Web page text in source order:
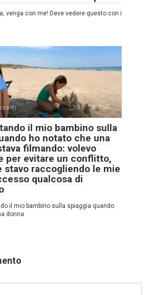
venga con me! Deve vedere questo con i
0 755
il mio bambino sulla
ho notato che una
filmando: volevo
per evitare un conflitto,
stavo raccogliendo le mie
qualcosa di
il mio bambino sulla spiaggia quando
donna